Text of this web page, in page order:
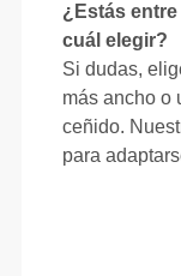
¿Estás
cuál elegir?
Si dudas,
más ancho o
ceñido.
para